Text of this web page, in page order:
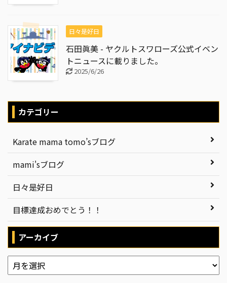
日々是好日
石田眞美 - ヤクルトスワローズ公式イベン
トニュースに載りました。
2025/6/26
カテゴリー
Karate mama tomo’sブログ
mami'sブログ
日々是好日
目標達成おめでとう！！
アーカイブ